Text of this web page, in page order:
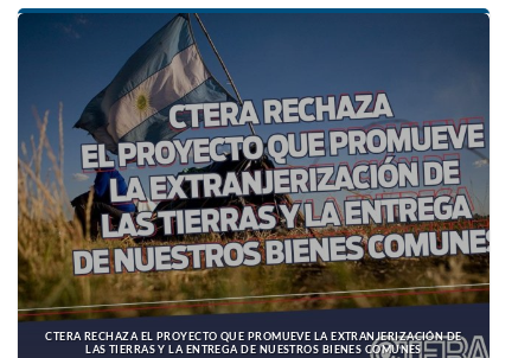
CTERA RECHAZA EL PROYECTO QUE PROMUEVE LA EXTRANJERIZACIÓN DE
LAS TIERRAS Y LA ENTREGA DE NUESTROS BIENES COMUNES